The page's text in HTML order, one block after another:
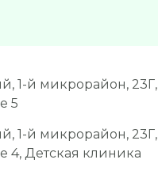
1-й микрорайон, 23Г,
5
1-й микрорайон, 23Г,
4, Детская клиника